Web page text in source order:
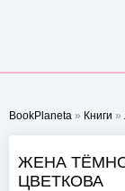
BookPlaneta » Книги »
ЖЕНА
ЦВЕТКОВА